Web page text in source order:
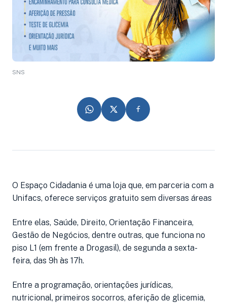
SNS
O Espaço Cidadania é uma loja que, em parceria com a
Unifacs, oferece serviços gratuito sem diversas áreas
Entre elas, Saúde, Direito, Orientação Financeira,
Gestão de Negócios, dentre outras, que funciona no
piso L1 (em frente a Drogasil), de segunda a sexta-
feira, das 9h às 17h.
Entre a programação, orientações jurídicas,
nutricional, primeiros socorros, aferição de glicemia,